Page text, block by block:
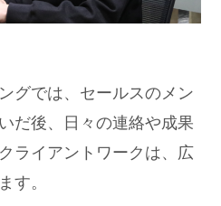
グでは、セールスのメン
だ後、日々の連絡や成果
ライアントワークは、広
す。